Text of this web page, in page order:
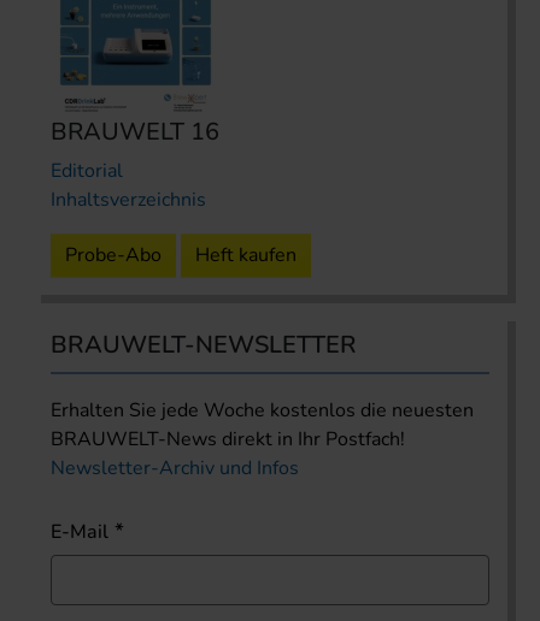
BRAUWELT 16
Editorial
Inhaltsverzeichnis
Probe-Abo Heft kaufen
BRAUWELT-NEWSLETTER
Erhalten Sie jede Woche kostenlos die neuesten
BRAUWELT-News direkt in Ihr Postfach!
Newsletter-Archiv und Infos
E-Mail